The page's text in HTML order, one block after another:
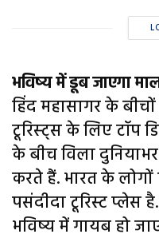
भविष्य में डूब जाएगा
हिंद महासागर के
टूरिस्ट्स के लिए टॉप
के बीच विला
करते हैं. भारत के
पसंदीदा टूरिस्ट प्लेस
भविष्य में गायब हो